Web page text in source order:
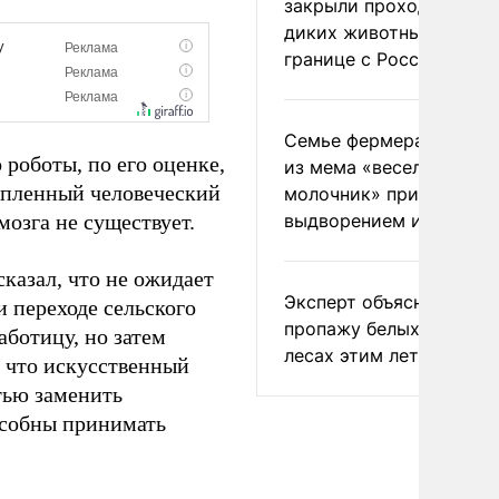
по его оценке,
человеческий
не существует.
что не ожидает
сельского
но затем
искусственный
заменить
принимать
закрыли проходы для
диких животных на
границе с Россией
Семье фермера
из мема «веселый
молочник» пригрозили
выдворением из
Эксперт объяснил
пропажу белых грибов
лесах этим летом